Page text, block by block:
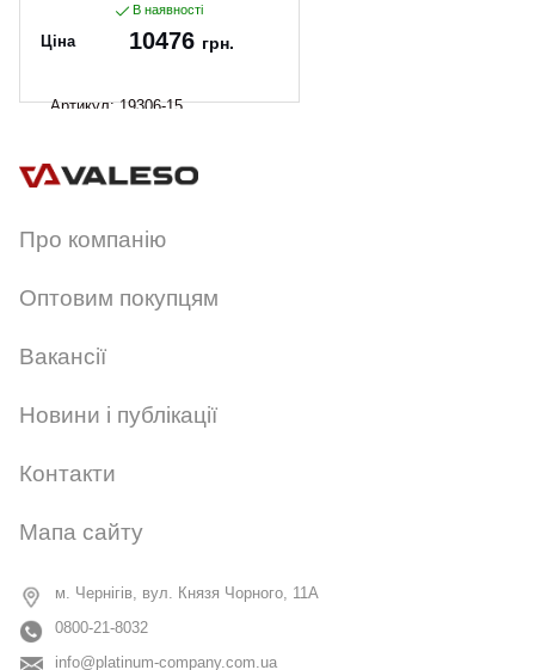
В наявності
Ціна 10476 грн.
Артикул:19306-15
Про компанію
Оптовим покупцям
Вакансії
Новини і публікації
Контакти
Мапа сайту
м. Чернігів, вул. Князя Чорного, 11А
0800-21-8032
info@platinum-company.com.ua